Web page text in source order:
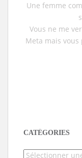
Une femme
Vous ne me
Meta mais
CATÉGORIES
Catégories